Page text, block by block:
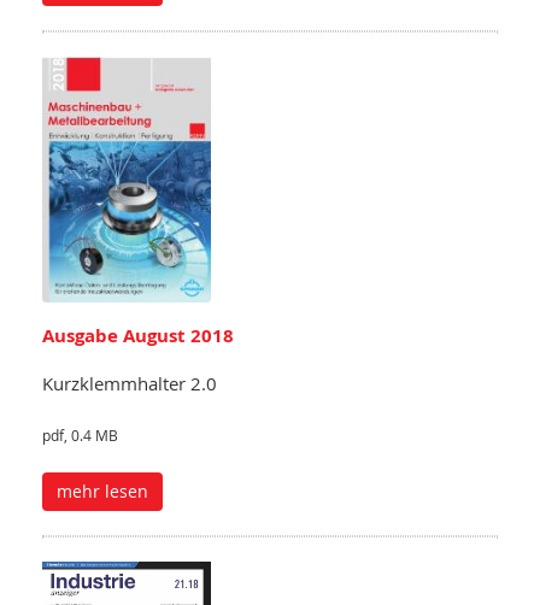
Ausgabe August 2018
Kurzklemmhalter 2.0
pdf, 0.4 MB
mehr lesen